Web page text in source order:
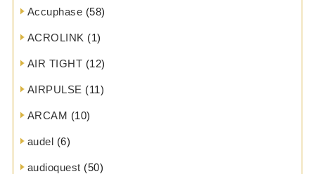
Accuphase (58)
ACROLINK (1)
AIR TIGHT (12)
AIRPULSE (11)
ARCAM (10)
audel (6)
audioquest (50)